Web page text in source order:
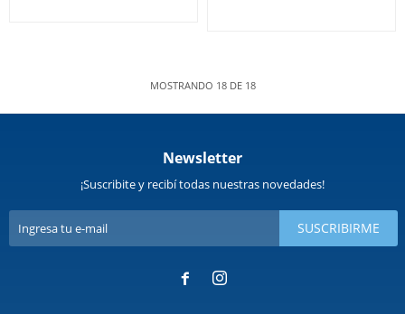
MOSTRANDO 18DE 18
Newsletter
¡Suscribite y recibí todas nuestras novedades!
SUSCRIBIRME
 